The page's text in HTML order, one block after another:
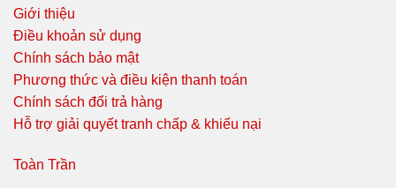
Giới thiệu
Điều khoản sử dụng
Chính sách bảo mật
Phương thức và điều kiện thanh toán
Chính sách đổi trả hàng
Hỗ trợ giải quyết tranh chấp & khiếu nại
Toàn Trần